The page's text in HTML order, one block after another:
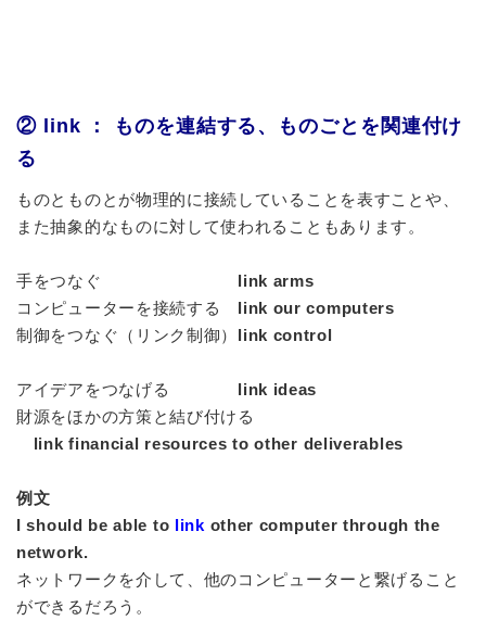
② link ： ものを連結する、ものごとを関連付け
る
ものとものとが物理的に接続していることを表すことや、
また抽象的なものに対して使われることもあります。
手をつなぐ link arms
コンピューターを接続する link our computers
制御をつなぐ（リンク制御） link control
アイデアをつなげる link ideas
財源をほかの方策と結び付ける
link financial resources to other deliverables
例文
I should be able to link other computer through the
network.
ネットワークを介して、他のコンピューターと繋げること
ができるだろう。